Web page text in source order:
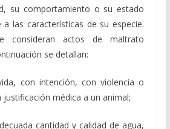
su comportamiento o su estado
las características de su especie.
consideran actos de maltrato
se detallan:
con intención, con violencia o
médica a un animal;
cantidad y calidad de agua,